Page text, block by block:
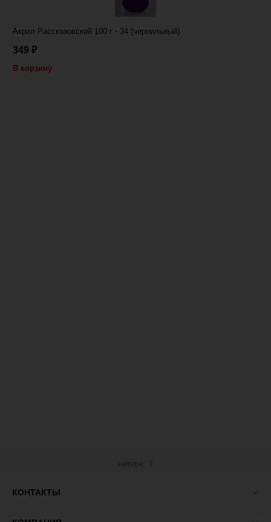
Акрил Рассказовский 100 г - 34 (чернильный)
349 ₽
В корзину
КОНТАКТЫ